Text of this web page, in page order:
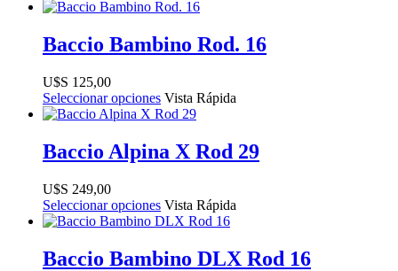
Baccio Bambino Rod. 16
$
125,00
Seleccionar opciones Vista Rápida
Baccio Alpina X Rod 29
$
249,00
Seleccionar opciones Vista Rápida
Baccio Bambino DLX Rod 16